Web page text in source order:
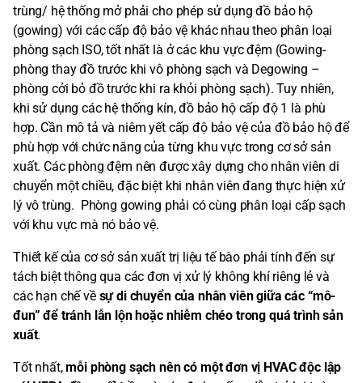
trùng/ hệ thống mở phải cho phép sử dụng đồ bảo hộ
(gowing) với các cấp độ bảo vệ khác nhau theo phân loại
phòng sạch ISO, tốt nhất là ở các khu vực đệm (Gowing-
phòng thay đồ trước khi vô phòng sạch và Degowing –
phòng cởi bỏ đồ trước khi ra khỏi phòng sạch). Tuy nhiên,
khi sử dụng các hệ thống kín, đồ bảo hộ cấp độ 1 là phù
hợp. Cần mô tả và niêm yết cấp độ bảo vệ của đồ bảo hộ để
phù hợp với chức năng của từng khu vực trong cơ sở sản
xuất. Các phòng đệm nên được xây dựng cho nhân viên di
chuyển một chiều, đặc biệt khi nhân viên đang thực hiện xử
lý vô trùng. Phòng gowing phải có cùng phân loại cấp sạch
với khu vực mà nó bảo vệ.
Thiết kế của cơ sở sản xuất trị liệu tế bào phải tính đến sự
tách biệt thông qua các đơn vị xử lý không khí riêng lẻ và
các hạn chế về sự di chuyển của nhân viên giữa các “mô-
đun” để tránh lẫn lộn hoặc nhiễm chéo trong quá trình sản
xuất.
Tốt nhất,mỗi phòng sạch nên có một đơn vị HVAC độc lập